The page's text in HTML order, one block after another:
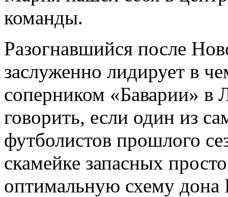
команды.
Разогнавшийся после
заслуженно лидирует в
соперником «Баварии» в
говорить, если один из
футболистов прошлого
скамейке запасных
оптимальную схему дона